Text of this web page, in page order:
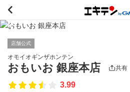
店舗公式
オモイオギンザホンテン
おもいお 銀座本店 共有
3.99